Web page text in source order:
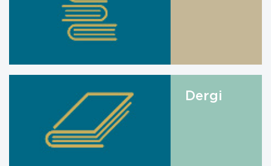
Dergi